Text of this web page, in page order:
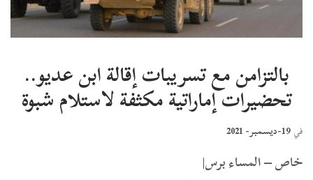
بالتزامن مع تسريبات إقالة ابن عديو..
تحضيرات إماراتية مكثفة لاستلام شبوة
في 19-ديسمبر- 2021
خاص – المساء برس|